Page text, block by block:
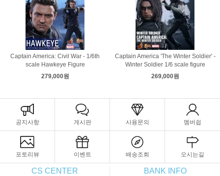
Captain America: Civil War - 1/6th
scale Hawkeye Figure
279,000원
Captain America 'The Winter Soldier' -
Winter Soldier 1/6 scale figure
269,000원
공지사항 게시판 사용문의 멤버쉽
포토리뷰 이벤트 배송조회 오시는길
CS CENTER BANK INFO